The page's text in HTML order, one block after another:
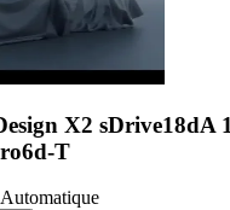
X2 sDrive18dA
T
Automatique